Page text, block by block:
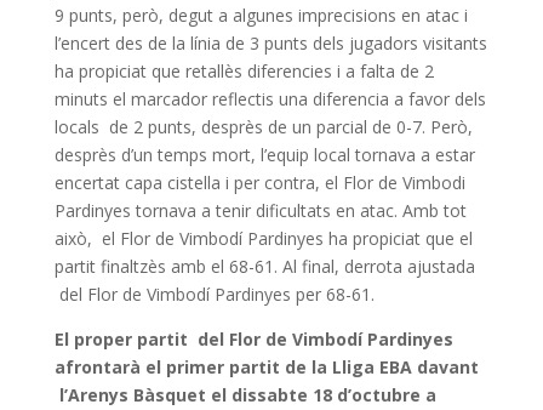
9 punts, però, degut a algunes imprecisions en atac i
l’encert des de la línia de 3 punts dels jugadors visitants
ha propiciat que retallès diferencies i a falta de 2
minuts el marcador reflectis una diferencia a favor dels
locals de 2 punts, desprès de un parcial de 0-7. Però,
desprès d’un temps mort, l’equip local tornava a estar
encertat capa cistella i per contra, el Flor de Vimbodi
Pardinyes tornava a tenir dificultats en atac. Amb tot
això, el Flor de Vimbodí Pardinyes ha propiciat que el
partit finaltzès amb el 68-61. Al final, derrota ajustada
del Flor de Vimbodí Pardinyes per 68-61.
El proper partit del Flor de Vimbodí Pardinyes
afrontarà el primer partit de la Lliga EBA davant
l’Arenys Bàsquet el dissabte 18 d’octubre a